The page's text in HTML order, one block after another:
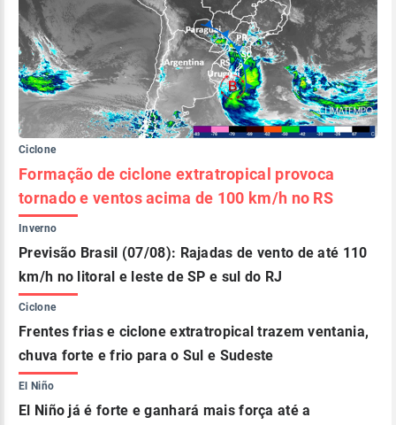
Ciclone
Formação de ciclone extratropical provoca
tornado e ventos acima de 100 km/h no RS
Inverno
Previsão Brasil (07/08): Rajadas de vento de até 110
km/h no litoral e leste de SP e sul do RJ
Ciclone
Frentes frias e ciclone extratropical trazem ventania,
chuva forte e frio para o Sul e Sudeste
El Niño
El Niño já é forte e ganhará mais força até a